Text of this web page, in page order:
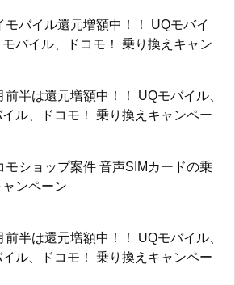
モバイル還元増額中！！ UQモバイ
モバイル、ドコモ！ 乗り換えキャン
前半は還元増額中！！ UQモバイル、
イル、ドコモ！ 乗り換えキャンペー
モショップ案件 音声SIMカードの乗
ャンペーン
前半は還元増額中！！ UQモバイル、
イル、ドコモ！ 乗り換えキャンペー